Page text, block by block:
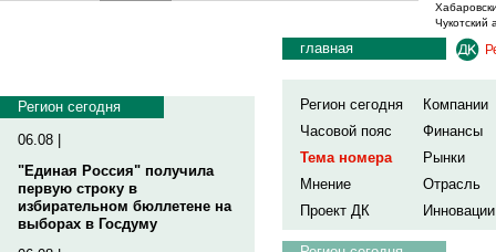
Чукотский
Регион сегодня
06.08 |
"Единая Россия" получила
первую строку в
избирательном бюллетене на
выборах в Госдуму
главная
Регион сегодня
Компании
Часовой пояс
Финансы
Тема номера
Рынки
Мнение
Отрасль
Проект ДК
Инновации